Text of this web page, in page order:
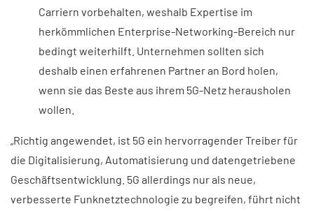
Carriern vorbehalten, weshalb Expertise im
herkömmlichen Enterprise-Networking-Bereich nur
bedingt weiterhilft. Unternehmen sollten sich
deshalb einen erfahrenen Partner an Bord holen,
wenn sie das Beste aus ihrem 5G-Netz herausholen
wollen.
„Richtig angewendet, ist 5G ein hervorragender Treiber für
die Digitalisierung, Automatisierung und datengetriebene
Geschäftsentwicklung. 5G allerdings nur als neue,
verbesserte Funknetztechnologie zu begreifen, führt nicht